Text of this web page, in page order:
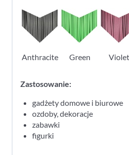
Anthracite Green Violet
Zastosowanie:
gadżety domowe i biurowe
ozdoby, dekoracje
zabawki
figurki